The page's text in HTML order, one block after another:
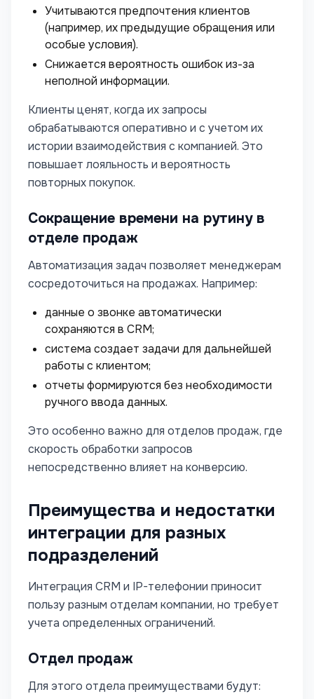
Учитываются предпочтения клиентов
(например, их предыдущие обращения или
особые условия).
Снижается вероятность ошибок из-за
неполной информации.
Клиенты ценят, когда их запросы
обрабатываются оперативно и с учетом их
истории взаимодействия с компанией. Это
повышает лояльность и вероятность
повторных покупок.
Сокращение времени на рутину в
отделе продаж
Автоматизация задач позволяет менеджерам
сосредоточиться на продажах. Например:
данные о звонке автоматически
сохраняются в CRM;
система создает задачи для дальнейшей
работы с клиентом;
отчеты формируются без необходимости
ручного ввода данных.
Это особенно важно для отделов продаж, где
скорость обработки запросов
непосредственно влияет на конверсию.
Преимущества и недостатки
интеграции для разных
подразделений
Интеграция CRM и IP-телефонии приносит
пользу разным отделам компании, но требует
учета определенных ограничений.
Отдел продаж
Для этого отдела преимуществами будут: